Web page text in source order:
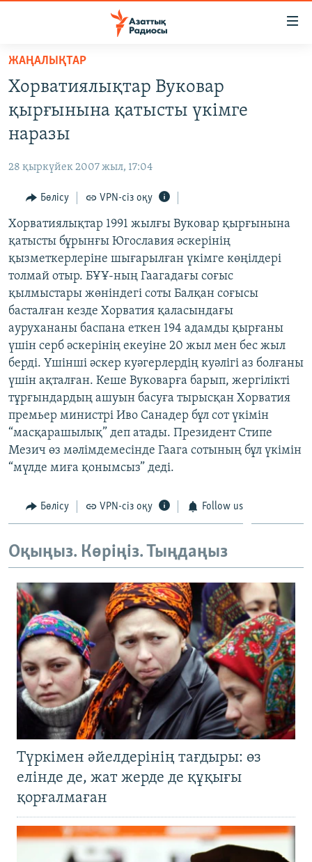
Skip
main
content
to
main
Navigation
Search
САЯСАТ
AZATTYQTV
АДАМ ҚҰҚЫҚТАРЫ
ӘЛЕУМЕТ
ӘЛЕМ
АРНАЙЫ ЖОБАЛАР
ЖАЗЫЛЫҢЫЗ
Басқа тілдерде
ЖАҢАЛЫҚТАР
Хорватиялықтар Вуковар
қырғынына қатысты үкімге
наразы
28 қыркүйек 2007 жыл, 17:04
Бөлісу VPN-сіз оқу
Хорватиялықтар 1991 жылғы Вуковар қырғынына
қатысты бұрынғы Югославия әскерінің
қызметкерлеріне шығарылған үкімге көңілдері
толмай отыр. БҰҰ-ның Гаагадағы соғыс
қылмыстары жөніндегі соты Балқан соғысы
басталған кезде Хорватия қаласындағы
аурухананы баспана еткен 194 адамды қырғаны
үшін серб әскерінің екеуіне 20 жыл мен бес жыл
берді. Үшінші әскер куәгерлердің куәлігі аз болғаны
үшін ақталған. Кеше Вуковарға барып, жергілікті
тұрғындардың ашуын басуға тырысқан Хорватия
премьер министрі Иво Санадер бұл сот үкімін
“масқарашылық” деп атады. Президент Стипе
Мезич өз мәлімдемесінде Гаага сотының бұл үкімін
“мүлде миға қонымсыз” деді.
Бөлісу VPN-сіз оқу Follow us
Оқыңыз. Көріңіз. Тыңдаңыз
Түркімен әйелдерінің тағдыры: өз
елінде де, жат жерде де құқығы
қорғалмаған